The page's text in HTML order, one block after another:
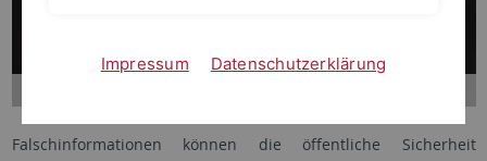
Falschinformationen können die öffentliche Sicherheit
Impressum Datenschutzerklärung